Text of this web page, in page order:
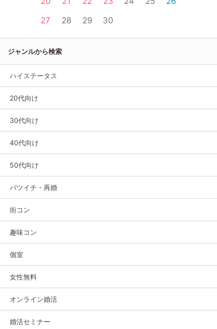
27
28 29 30
ジャンルから検索
ハイステータス
20代向け
30代向け
40代向け
50代向け
バツイチ・再婚
街コン
趣味コン
個室
女性無料
オンライン婚活
婚活セミナー